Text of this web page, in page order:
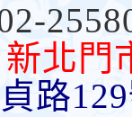
北門
路